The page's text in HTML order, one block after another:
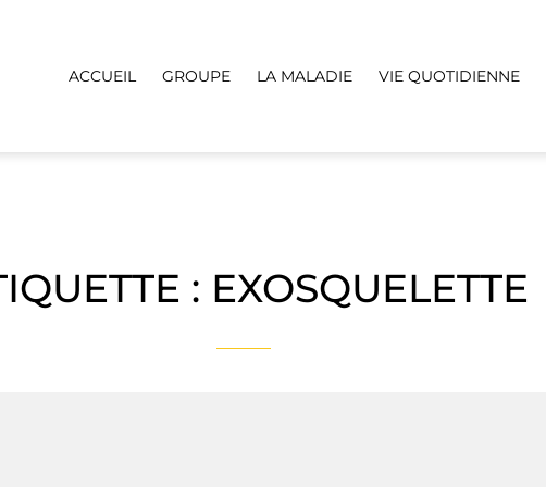
ACCUEIL GROUPE LA MALADIE VIE QUOTIDIENNE
: EXOSQUELETTE